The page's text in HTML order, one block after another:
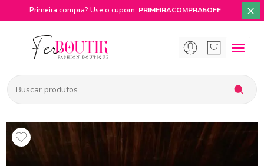
Primeira compra? Use o cupom: PRIMEIRACOMPRA5OFF ×